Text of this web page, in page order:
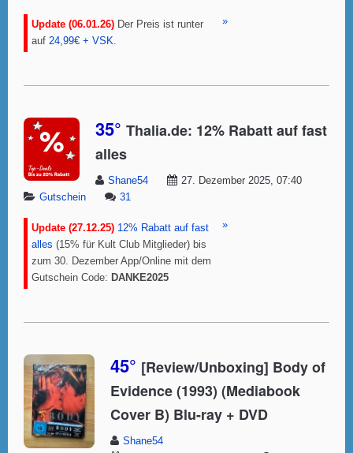
Update (06.01.26) Der Preis ist runter
auf 24,99€ + VSK
»
35° Thalia.de: 12% Rabatt auf fast
alles
Shane54
27. Dezember 2025, 07:40
Gutschein
31
Update (27.12.25) 12% Rabatt auf fast
alles (15% für Kult Club Mitglieder) bis
zum 30. Dezember App/Online mit dem
Gutschein Code: DANKE2025
»
45° [Review/Unboxing] Body of
Evidence (1993) (Mediabook
Cover B) Blu-ray + DVD
Shane54